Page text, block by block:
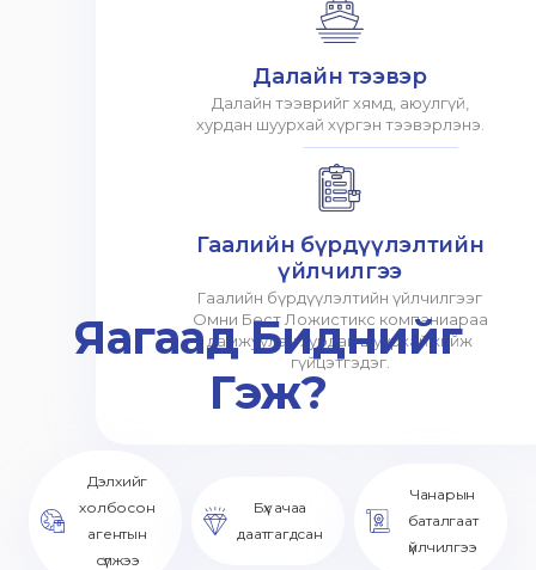
Далайн тээвэр
Далайн тээврийг хямд, аюулгүй,
хурдан шуурхай хүргэн тээвэрлэнэ.
Гаалийн бүрдүүлэлтийн
үйлчилгээ
Гаалийн бүрдүүлэлтийн үйлчилгээг
Омни Бест Ложистикс компаниараа
дамжуулан хурдан шуурхай хийж
гүйцэтгэдэг.
Яагаад Биднийг
Гэж?
Дэлхийг
холбосон
агентын
сүлжээ
Бүх ачаа
даатгагдсан
Чанарын
баталгаат
үйлчилгээ